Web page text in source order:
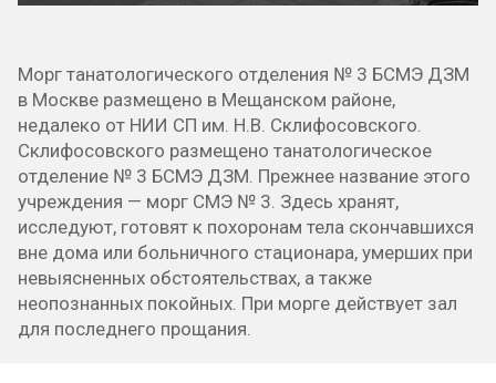
Морг танатологического отделения № 3 БСМЭ ДЗМ
в Москве размещено в Мещанском районе,
недалеко от НИИ СП им. Н.В. Склифосовского.
Склифосовского размещено танатологическое
отделение № 3 БСМЭ ДЗМ. Прежнее название этого
учреждения — морг СМЭ № 3. Здесь хранят,
исследуют, готовят к похоронам тела скончавшихся
вне дома или больничного стационара, умерших при
невыясненных обстоятельствах, а также
неопознанных покойных. При морге действует зал
для последнего прощания.